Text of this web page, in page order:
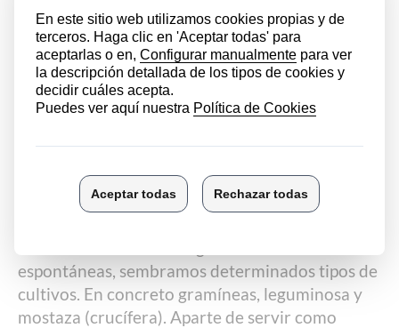
Los fitoseidos igualmente fueron más
abundantes en los viñedos con algún tipo de
cubierta vegetal.
La promoción de población de parasitoides de la
familia Mymaridae (avistas muy pequeñas) nos
verde, que comienza a ser común en nuestra
espontáneas, sembramos determinados tipos de
cultivos. En concreto gramíneas, leguminosa y
mostaza (crucífera). Aparte de servir como